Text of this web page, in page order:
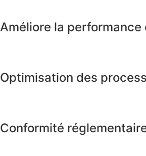
Améliore la performance
Optimisation des
Conformité